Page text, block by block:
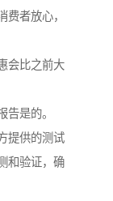
者放心，
会比之前大
告是的。
提供的测试
和验证，确